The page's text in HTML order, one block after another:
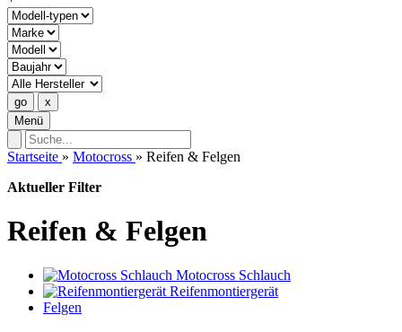
Menü
Startseite » Motocross » Reifen & Felgen
Aktueller Filter
Reifen & Felgen
Motocross Schlauch
Reifenmontiergerät
Felgen